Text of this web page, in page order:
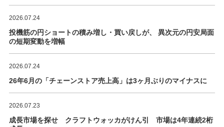
2026.07.24
投機筋の円ショートの積み増し・買い戻しが、 異次元の円安局面
の短期変動を増幅
2026.07.24
26年6月の「チェーンストア売上高」は3ヶ月ぶりのマイナスに
2026.07.23
成長市場を探せ クラフトウォッカがけん引 市場は4年連続2桁